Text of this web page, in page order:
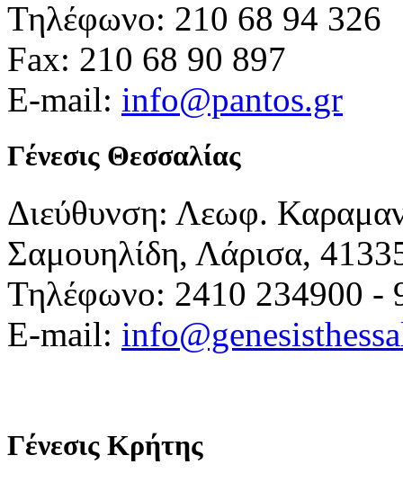
Τηλέφωνο: 210 68 94 326
Fax: 210 68 90 897
E-mail: info@pantos.gr
Γένεσις Θεσσαλίας
Διεύθυνση: Λεωφ.
Σαμουηλίδη, Λάρισα,
Τηλέφωνο: 2410 234900 -
E-mail:
Γένεσις Κρήτης